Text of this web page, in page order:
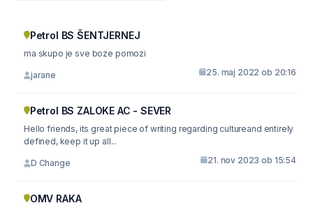
Petrol BS ŠENTJERNEJ
ma skupo je sve boze pomozi
jarane 25. maj 2022 ob 20:16
Petrol BS ZALOKE AC - SEVER
Hello friends, its great piece of writing regarding cultureand entirely
defined, keep it up all...
D Change 21. nov 2023 ob 15:54
OMV RAKA